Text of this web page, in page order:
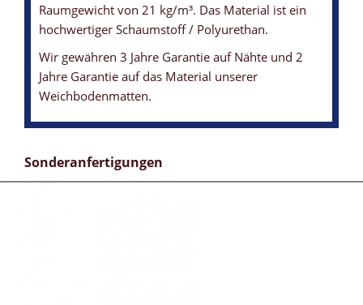
Raumgewicht von 21 kg/m³. Das Material ist ein
hochwertiger Schaumstoff / Polyurethan.
Wir gewähren 3 Jahre Garantie auf Nähte und 2
Jahre Garantie auf das Material unserer
Weichbodenmatten.
Sonderanfertigungen